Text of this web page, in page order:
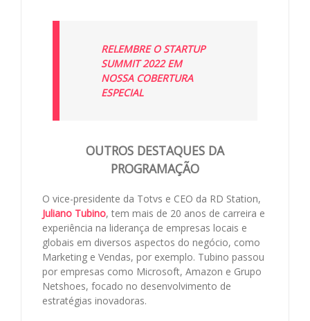
RELEMBRE O STARTUP
SUMMIT 2022 EM
NOSSA COBERTURA
ESPECIAL
OUTROS DESTAQUES DA
PROGRAMAÇÃO
O vice-presidente da Totvs e CEO da RD Station,
Juliano Tubino, tem mais de 20 anos de carreira e
experiência na liderança de empresas locais e
globais em diversos aspectos do negócio, como
Marketing e Vendas, por exemplo. Tubino passou
por empresas como Microsoft, Amazon e Grupo
Netshoes, focado no desenvolvimento de
estratégias inovadoras.